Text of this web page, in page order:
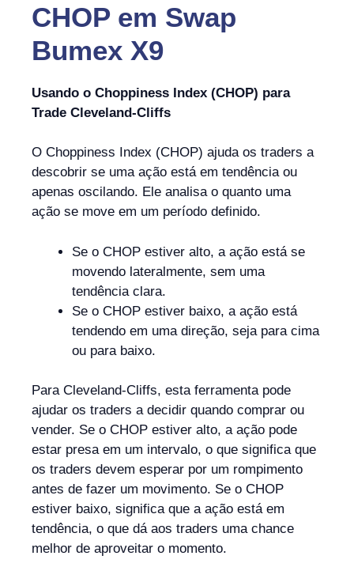
CHOP em Swap
Bumex X9
Usando o Choppiness Index (CHOP) para
Trade Cleveland-Cliffs
O Choppiness Index (CHOP) ajuda os traders a
descobrir se uma ação está em tendência ou
apenas oscilando. Ele analisa o quanto uma
ação se move em um período definido.
Se o CHOP estiver alto, a ação está se
movendo lateralmente, sem uma
tendência clara.
Se o CHOP estiver baixo, a ação está
tendendo em uma direção, seja para cima
ou para baixo.
Para Cleveland-Cliffs, esta ferramenta pode
ajudar os traders a decidir quando comprar ou
vender. Se o CHOP estiver alto, a ação pode
estar presa em um intervalo, o que significa que
os traders devem esperar por um rompimento
antes de fazer um movimento. Se o CHOP
estiver baixo, significa que a ação está em
tendência, o que dá aos traders uma chance
melhor de aproveitar o momento.